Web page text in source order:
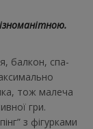
балкон, спа-
тож малеча
гри.
з фігурками